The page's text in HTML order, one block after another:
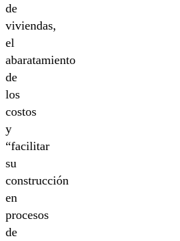
de
viviendas,
el
abaratamiento
de
los
costos
y
“facilitar
su
construcción
en
procesos
de